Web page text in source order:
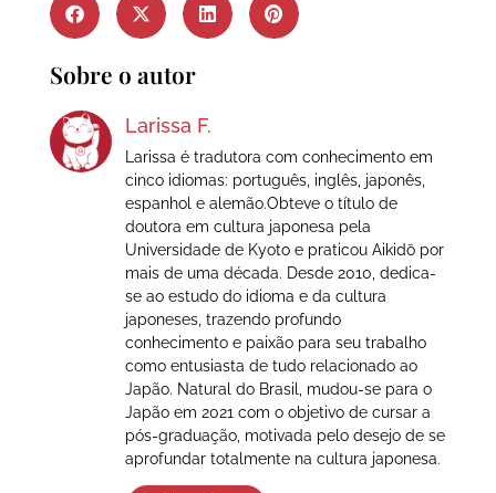
Sobre o autor
Larissa F.
Larissa é tradutora com conhecimento em
cinco idiomas: português, inglês, japonês,
espanhol e alemão.Obteve o título de
doutora em cultura japonesa pela
Universidade de Kyoto e praticou Aikidō por
mais de uma década. Desde 2010, dedica-
se ao estudo do idioma e da cultura
japoneses, trazendo profundo
conhecimento e paixão para seu trabalho
como entusiasta de tudo relacionado ao
Japão. Natural do Brasil, mudou-se para o
Japão em 2021 com o objetivo de cursar a
pós-graduação, motivada pelo desejo de se
aprofundar totalmente na cultura japonesa.